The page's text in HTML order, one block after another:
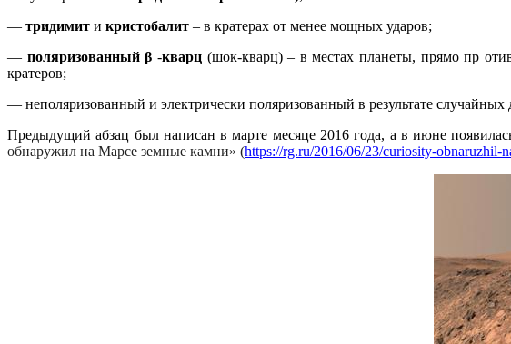
― тридимит и кристобалит – в кратерах от менее мощных ударов;
― поляризованный β -кварц(шок-кварц) – в местах планеты, прямо пр
кратеров;
― неполяризованный и электрически поляризованный в результате
Предыдущий абзац был написан в марте месяце 2016 года, а в июне
обнаружил на Марсе земные камни» (https://rg.ru/2016/06/23/curiosity-obnaruzhil-